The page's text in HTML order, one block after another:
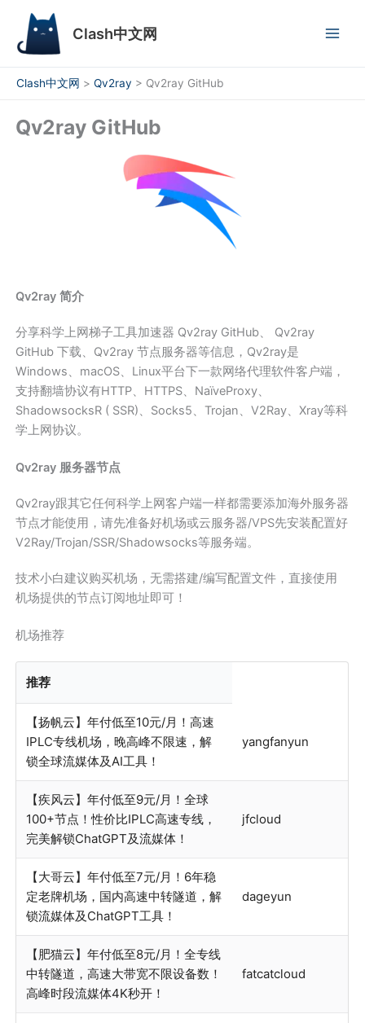
Clash中文网
Clash中文网 > Qv2ray > Qv2ray GitHub
Qv2ray GitHub
Qv2ray 简介
分享科学上网梯子工具加速器 Qv2ray GitHub、 Qv2ray
GitHub 下载、Qv2ray 节点服务器等信息，Qv2ray是
Windows、macOS、Linux平台下一款网络代理软件客户端，
支持翻墙协议有HTTP、HTTPS、NaïveProxy、
ShadowsocksR ( SSR)、Socks5、Trojan、V2Ray、Xray等科
学上网协议。
Qv2ray 服务器节点
Qv2ray跟其它任何科学上网客户端一样都需要添加海外服务器
节点才能使用，请先准备好机场或云服务器/VPS先安装配置好
V2Ray/Trojan/SSR/Shadowsocks等服务端。
技术小白建议购买机场，无需搭建/编写配置文件，直接使用
机场提供的节点订阅地址即可！
机场推荐
推荐
【扬帆云】年付低至10元/月！高速
IPLC专线机场，晚高峰不限速，解
锁全球流媒体及AI工具！
yangfanyun
【疾风云】年付低至9元/月！全球
100+节点！性价比IPLC高速专线，
完美解锁ChatGPT及流媒体！
jfcloud
【大哥云】年付低至7元/月！6年稳
定老牌机场，国内高速中转隧道，解
锁流媒体及ChatGPT工具！
dageyun
【肥猫云】年付低至8元/月！全专线
中转隧道，高速大带宽不限设备数！
高峰时段流媒体4K秒开！
fatcatcloud